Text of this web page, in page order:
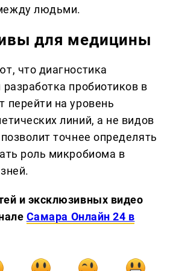
людьми.
для медицины
что диагностика
пробиотиков в
перейти на уровень
линий, а не видов
точнее определять
роль микробиома в
и эксклюзивных видео
Самара Онлайн 24 в